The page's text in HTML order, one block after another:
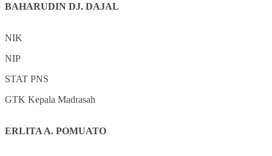
BAHARUDIN DJ. DAJAL
NIK
NIP
STAT PNS
GTK Kepala Madrasah
ERLITA A. POMUATO